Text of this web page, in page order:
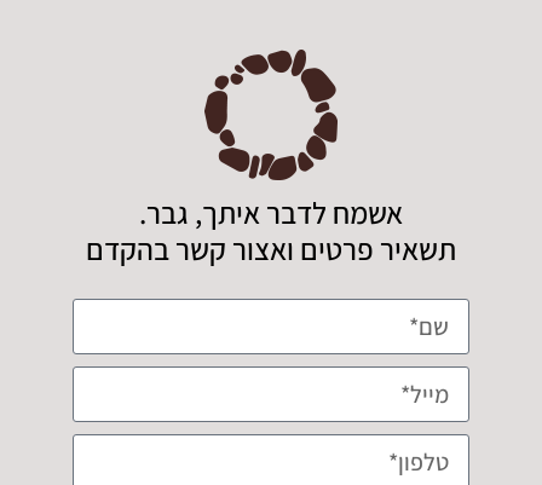
אשמח לדבר איתך, גבר.
תשאיר פרטים ואצור קשר בהקדם